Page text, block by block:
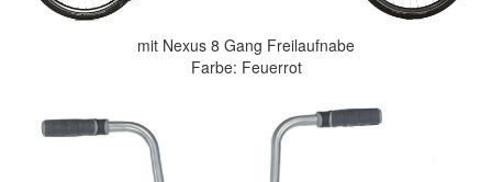
mit Nexus 8 Gang Freilaufnabe
Farbe: Feuerrot